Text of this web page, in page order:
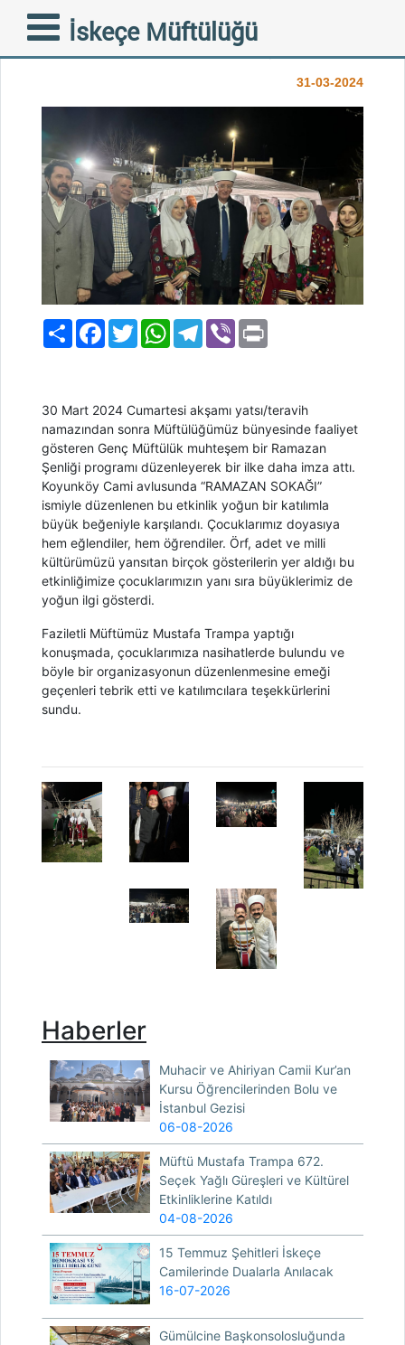
İskeçe Müftülüğü
“RAMAZAN SOKAĞI”
ETKİNLİĞİ MUHTEŞEMDİ
31-03-2024
PaylaşFacebook
TwitterWhatsAppTelegram
Viber
30 Mart 2024 Cumartesi akşamı yatsı/teravih
namazından sonra Müftülüğümüz bünyesinde faaliyet
gösteren Genç Müftülük muhteşem bir Ramazan
Şenliği programı düzenleyerek bir ilke daha imza attı.
Koyunköy Cami avlusunda “RAMAZAN SOKAĞI”
ismiyle düzenlenen bu etkinlik yoğun bir katılımla
büyük beğeniyle karşılandı. Çocuklarımız doyasıya
hem eğlendiler, hem öğrendiler. Örf, adet ve milli
kültürümüzü yansıtan birçok gösterilerin yer aldığı bu
etkinliğimize çocuklarımızın yanı sıra büyüklerimiz de
yoğun ilgi gösterdi.
Faziletli Müftümüz Mustafa Trampa yaptığı
konuşmada, çocuklarımıza nasihatlerde bulundu ve
böyle bir organizasyonun düzenlenmesine emeği
geçenleri tebrik etti ve katılımcılara teşekkürlerini
sundu.
Haberler
Muhacir ve Ahiriyan Camii Kur’an
Kursu Öğrencilerinden Bolu ve
İstanbul Gezisi
06-08-2026
Müftü Mustafa Trampa 672.
Seçek Yağlı Güreşleri ve Kültürel
Etkinliklerine Katıldı
04-08-2026
15 Temmuz Şehitleri İskeçe
Camilerinde Dualarla Anılacak
16-07-2026
Gümülcine Başkonsolosluğunda